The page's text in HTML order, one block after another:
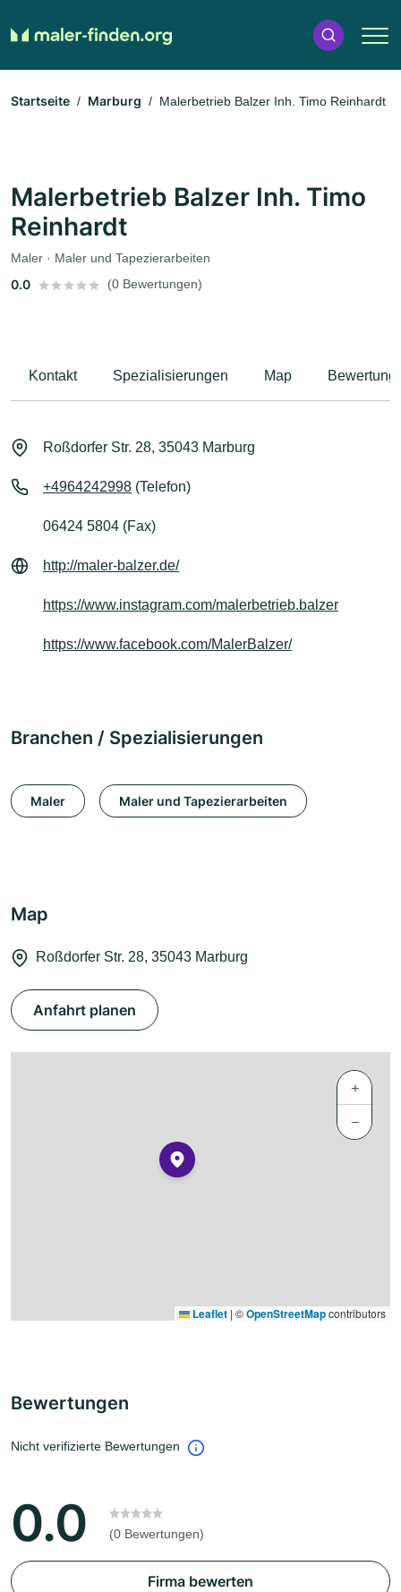
Startseite Marburg Malerbetrieb Balzer Inh. Timo Reinhardt
Malerbetrieb Balzer Inh. Timo
Reinhardt
Maler · Maler und Tapezierarbeiten
0.0 (0 Bewertungen)
Kontakt Spezialisierungen Map
Roßdorfer Str. 28, 35043 Marburg
+4964242998 (Telefon)
06424 5804 (Fax)
http://maler-balzer.de/
https://www.instagram.com/malerbetrieb.balzer
https://www.facebook.com/MalerBalzer/
Branchen / Spezialisierungen
Maler Maler und Tapezierarbeiten
Map
Roßdorfer Str. 28, 35043 Marburg
Anfahrt planen
+
−
Leaflet | ©OpenStreetMapcontributors
Bewertungen
Nicht verifizierte Bewertungen
0.0 (0 Bewertungen)
Firma bewerten